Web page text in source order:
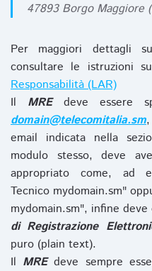
47893 Borgo Maggiore
Per maggiori dettagli
consultare le istruzioni
Responsabilità (LAR)
Il MREdeve essere
domain@telecomitalia.sm
email indicata nella
modulo stesso, deve
appropriato come, ad
Tecnico mydomain.sm"
mydomain.sm", infine
di Registrazione
puro (plain text).
Il MREdeve sempre